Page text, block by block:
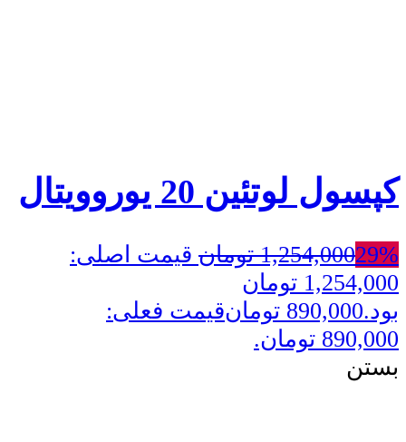
کپسول لوتئین 20 یوروویتال
29%
1,254,000 تومان قیمت اصلی:
1,254,000 تومان
بود.890,000 تومانقیمت فعلی:
890,000 تومان.
بستن